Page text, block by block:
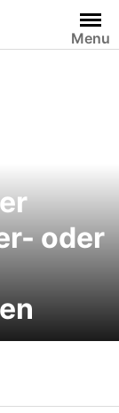
Menu
oder